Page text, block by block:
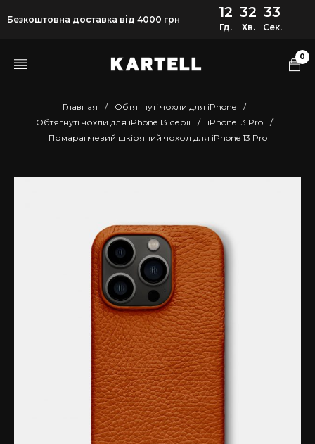
Безкоштовна доставка від 4000 грн 12
Гд.
32
Хв.
32
Сек.
0
Главная / Обтягнуті чохли для iPhone
/
Обтягнуті чохли для iPhone 13 серії
/ iPhone 13 Pro
/
Помаранчевий шкіряний чохол для iPhone 13 Pro